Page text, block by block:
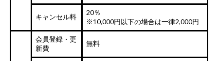
キャンセル料
20％
※10,000円以下の場合は一律2,000円
会員登録・更
新費
無料